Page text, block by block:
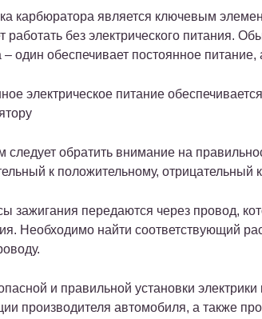
карбюратора является ключевым
работать без электрического питания.
– один обеспечивает постоянное
электрическое питание
следует обратить внимание на
к положительному, отрицательный
зажигания передаются через провод,
Необходимо найти соответствующий
и правильной установки
производителя автомобиля, а также